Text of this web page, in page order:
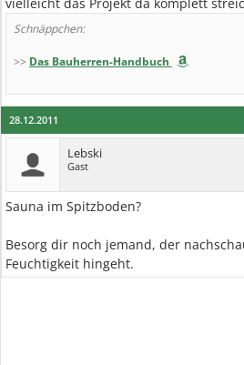
Schnäppchen:
>> Das Bauherren-Handbuch
28.12.2011
Lebski
Gast
Sauna im Spitzboden?
Besorg dir noch jemand, der
Feuchtigkeit hingeht.